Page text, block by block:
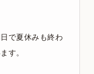
で夏休みも終わ
す。